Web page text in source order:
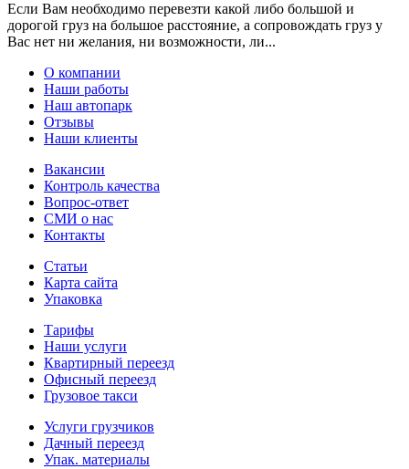
Если Вам необходимо перевезти какой либо большой и
дорогой груз на большое расстояние, а сопровождать груз у
Вас нет ни желания, ни возможности, ли...
О компании
Наши работы
Наш автопарк
Отзывы
Наши клиенты
Вакансии
Контроль качества
Вопрос-ответ
СМИ о нас
Контакты
Статьи
Карта сайта
Упаковка
Тарифы
Наши услуги
Квартирный переезд
Офисный переезд
Грузовое такси
Услуги грузчиков
Дачный переезд
Упак. материалы